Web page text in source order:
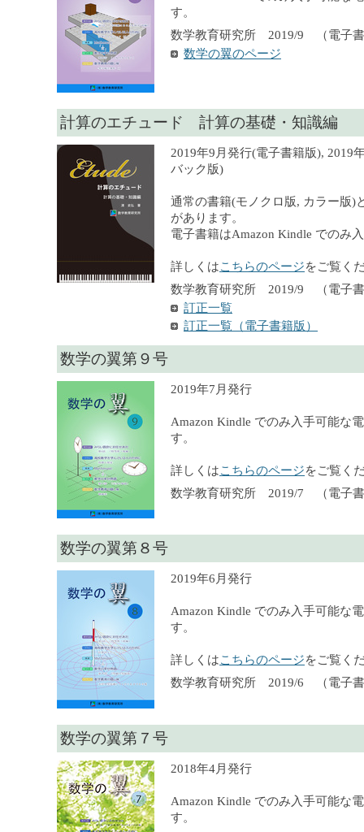
す。
数学教育研究所 2019/9 （電子
数学の翼のページ
計算のエチュード 計算の基礎・知識編
2019年9月発行(電子書籍版), 2019
バック版)
通常の書籍(モノクロ版, カラー版)
があります。
電子書籍はAmazon Kindle でのみ
詳しくはこちらのページをご覧く
数学教育研究所 2019/9 （電子書
訂正一覧
訂正一覧（電子書籍版）
数学の翼第９号
2019年7月発行
Amazon Kindle でのみ入手可能な
す。
詳しくはこちらのページをご覧く
数学教育研究所 2019/7 （電子
数学の翼第８号
2019年6月発行
Amazon Kindle でのみ入手可能な
す。
詳しくはこちらのページをご覧く
数学教育研究所 2019/6 （電子
数学の翼第７号
2018年4月発行
Amazon Kindle でのみ入手可能な
す。